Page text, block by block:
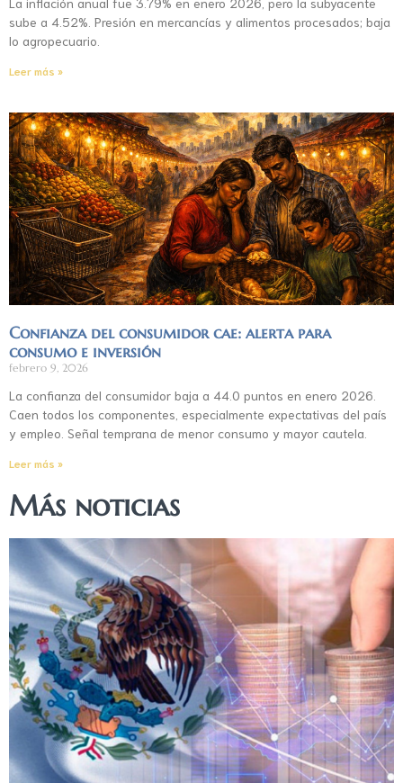
sube a 4.52%. Presión en mercancías y alimentos procesados; baja
lo agropecuario.
Leer más »
Confianza del consumidor cae: alerta para
consumo e inversión
febrero 9, 2026
La confianza del consumidor baja a 44.0 puntos en enero 2026.
Caen todos los componentes, especialmente expectativas del país
y empleo. Señal temprana de menor consumo y mayor cautela.
Leer más »
Más noticias